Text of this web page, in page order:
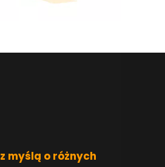
z myślą o różnych